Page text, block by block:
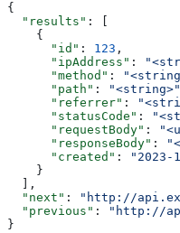
{
  "results"
: [
    {
      "id"
: 123 ,
      "ipAddress"
:
      "method"
:
      "path"
: "<string>"
      "referrer"
:
      "statusCode"
:
      "requestBody"
:
      "responseBody"
:
      "created"
:
"2023-
    }
  ],
  "next"
: "http://
  "previous"
:
"http://
}